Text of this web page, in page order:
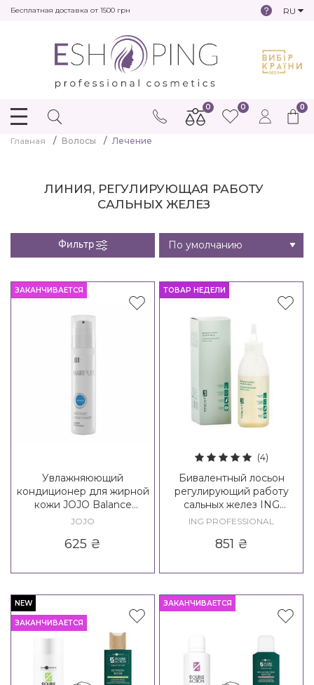
Бесплатная доставка от 1500 грн RU
0
0 0
Главная Волосы Лечение
ЛИНИЯ, РЕГУЛИРУЮЩАЯ РАБОТУ
САЛЬНЫХ ЖЕЛЕЗ
Фильтр
ЗАКАНЧИВАЕТСЯ
Увлажняюющий
кондиционер для жирной
кожи JOJO Balance
Moisture Conditioner
JOJO
625 ₴
ТОВАР НЕДЕЛИ
(4)
Бивалентный лосьон
регулирующий работу
сальных желез ING
Treating Bivalent Lotion
ING PROFESSIONAL
851 ₴
NEW
ЗАКАНЧИВАЕТСЯ
ЗАКАНЧИВАЕТСЯ